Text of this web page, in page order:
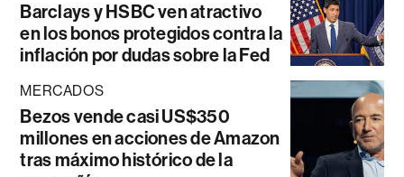
Barclays y HSBC ven atractivo
en los bonos protegidos contra la
inflación por dudas sobre la Fed
MERCADOS
Bezos vende casi US$350
millones en acciones de Amazon
tras máximo histórico de la